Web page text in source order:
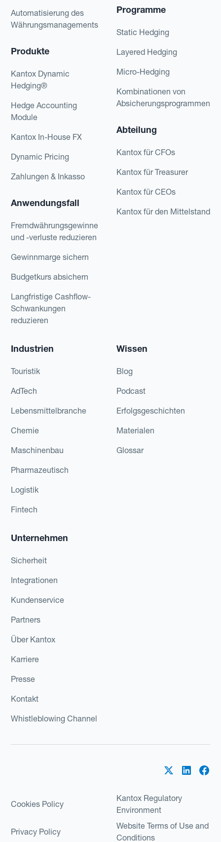
Automatisierung des
Währungsmanagements
Produkte
Kantox Dynamic
Hedging®
Hedge Accounting
Module
Kantox In-House FX
Dynamic Pricing
Zahlungen & Inkasso
Anwendungsfall
Fremdwährungsgewinne
und -verluste reduzieren
Gewinnmarge sichern
Budgetkurs absichern
Langfristige Cashflow-
Schwankungen
reduzieren
Programme
Static Hedging
Layered Hedging
Micro-Hedging
Kombinationen von
Absicherungsprogrammen
Abteilung
Kantox für CFOs
Kantox für Treasurer
Kantox für CEOs
Kantox für den Mittelstand
Industrien
Touristik
AdTech
Lebensmittelbranche
Chemie
Maschinenbau
Pharmazeutisch
Logistik
Fintech
Wissen
Blog
Podcast
Erfolgsgeschichten
Materialen
Glossar
Unternehmen
Sicherheit
Integrationen
Kundenservice
Partners
Über Kantox
Karriere
Presse
Kontakt
Whistleblowing Channel
Cookies Policy
Kantox Regulatory
Environment
Privacy Policy
Website Terms of Use and
Conditions